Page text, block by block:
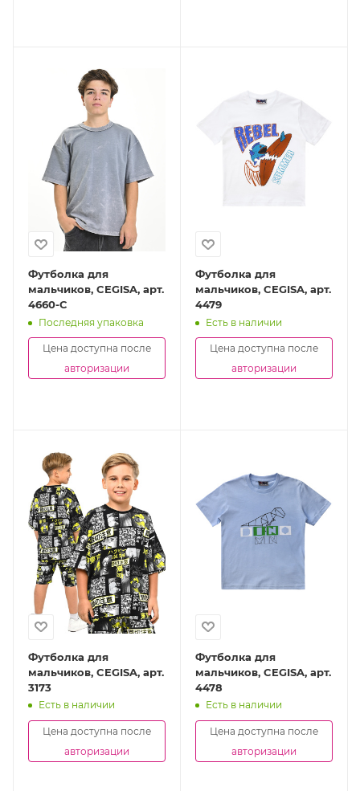
Футболка для
мальчиков, CEGISA, арт.
4660-C
Последняя упаковка
Цена доступна после
авторизации
Футболка для
мальчиков, CEGISA, арт.
4479
Есть в наличии
Цена доступна после
авторизации
Футболка для
мальчиков, CEGISA, арт.
3173
Есть в наличии
Цена доступна после
авторизации
Футболка для
мальчиков, CEGISA, арт.
4478
Есть в наличии
Цена доступна после
авторизации